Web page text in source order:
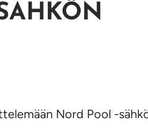
Nord Pool -